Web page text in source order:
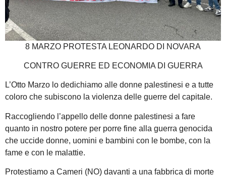
8 MARZO PROTESTA LEONARDO DI NOVARA
CONTRO GUERRE ED ECONOMIA DI GUERRA
L’Otto Marzo lo dedichiamo alle donne palestinesi e a tutte
coloro che subiscono la violenza delle guerre del capitale.
Raccogliendo l’appello delle donne palestinesi a fare
quanto in nostro potere per porre fine alla guerra genocida
che uccide donne, uomini e bambini con le bombe, con la
fame e con le malattie.
Protestiamo a Cameri (NO) davanti a una fabbrica di morte